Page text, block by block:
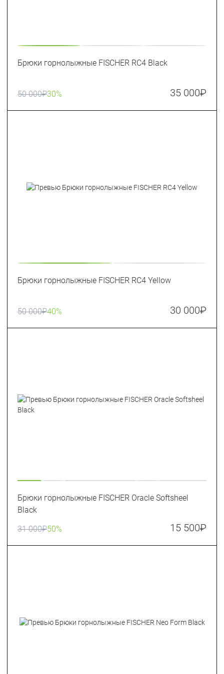
Брюки горнолыжные FISCHER RC4 Black
50 000₽30% 35 000₽
Брюки горнолыжные FISCHER RC4 Yellow
50 000₽40% 30 000₽
Брюки горнолыжные FISCHER Oracle Softsheel
Black
31 000₽50% 15 500₽